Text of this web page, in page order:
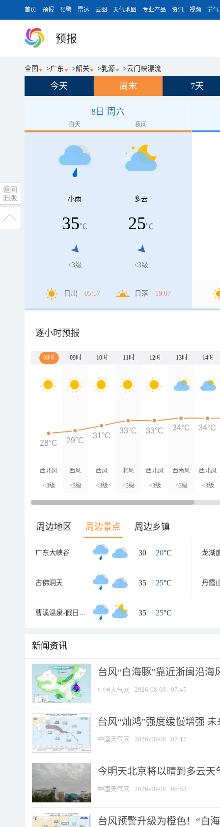
首页 预报 预警 雷达 云图 天气地图 专业产品 资讯 视频 节气
预报
全国 >广东 >韶关 >乳源 >云门峡漂流
今天 周末 7天
8日 周六
白天 夜间
小雨
35℃
<3级
多云
25℃
<3级
日出 05:57 日落 19:07
逐小时预报
08时 09时 10时 11时 12时 13时 14时
西北风
<3级
西风
<3级
西风
<3级
北风
<3级
西北风
<3级
西南风
<3级
西北风
<3级
28°C 29°C
31°C
33°C 33°C 34°C 34°C
周边地区 周边景点 周边乡镇
广东大峡谷 30 / 20°C 龙湖
古佛洞天 35 / 25°C 丹霞
曹溪温泉-假日度假村 35 / 25°C
新闻资讯
台风“白海豚”靠近浙闽沿
中国天气网 2026-08-08 07:45
台风“灿鸿”强度缓慢增强
中国天气网 2026-08-08 07:17
今明天北京将以晴到多云
中国天气网 2026-08-08 06:52
台风预警升级为橙色！“白